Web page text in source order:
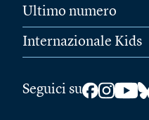
Ultimo numero
Internazionale Kids
Seguici su